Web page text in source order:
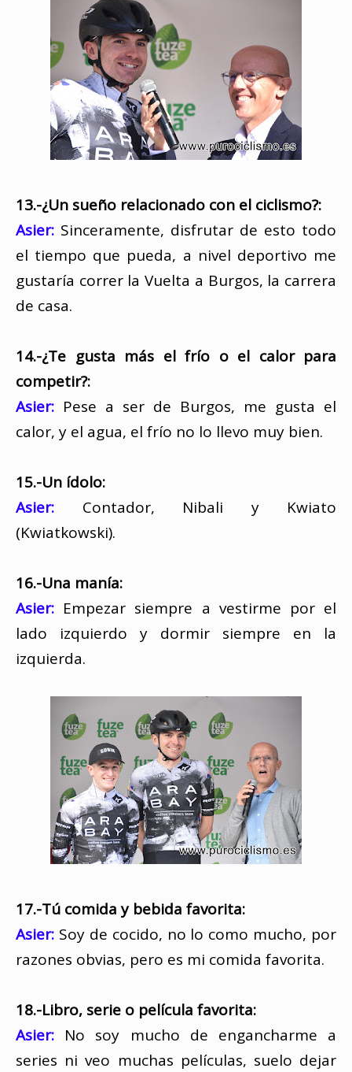
13.-¿Un sueño relacionado con el ciclismo?:
Asier: Sinceramente, disfrutar de esto todo
el tiempo que pueda, a nivel deportivo me
gustaría correr la Vuelta a Burgos, la carrera
de casa.
14.-¿Te gusta más el frío o el calor para
competir?:
Asier: Pese a ser de Burgos, me gusta el
calor, y el agua, el frío no lo llevo muy bien.
15.-Un ídolo:
Asier: Contador, Nibali y Kwiato
(Kwiatkowski).
16.-Una manía:
Asier: Empezar siempre a vestirme por el
lado izquierdo y dormir siempre en la
izquierda.
17.-Tú comida y bebida favorita:
Asier: Soy de cocido, no lo como mucho, por
razones obvias, pero es mi comida favorita.
18.-Libro, serie o película favorita:
Asier: No soy mucho de engancharme a
series ni veo muchas películas, suelo dejar